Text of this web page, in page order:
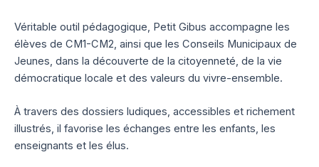
Véritable outil pédagogique, Petit Gibus accompagne les
élèves de CM1-CM2, ainsi que les Conseils Municipaux de
Jeunes, dans la découverte de la citoyenneté, de la vie
démocratique locale et des valeurs du vivre-ensemble.
À travers des dossiers ludiques, accessibles et richement
illustrés, il favorise les échanges entre les enfants, les
enseignants et les élus.